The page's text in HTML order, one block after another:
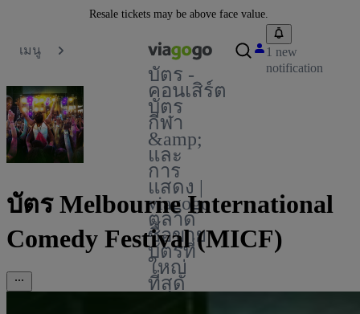
Resale tickets may be above face value.
เมนู
บัตร -
คอนเสิร์ต
บัตร
กีฬา
&amp;
และ
การ
แสดง |
viagogo
ตลาด
ซื้อขาย
บัตรที่
ใหญ่
ที่สุด
1 new
notification
บัตร Melbourne International
Comedy Festival (MICF)